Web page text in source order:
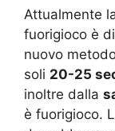
Attualmente
fuorigioco è di
nuovo
soli 20-25
inoltre dalla
è fuorigioco.